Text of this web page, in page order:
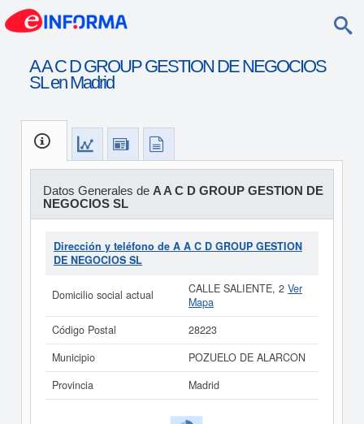
A A C D GROUP GESTION DE NEGOCIOS
SL en Madrid
Datos Generales de A A C D GROUP GESTION DE
NEGOCIOS SL
Dirección y teléfono de A A C D GROUP GESTION
DE NEGOCIOS SL
Domicilio social actual CALLE SALIENTE, 2 Ver
Mapa
Código Postal
28223
Municipio
POZUELO DE ALARCON
Provincia
Madrid